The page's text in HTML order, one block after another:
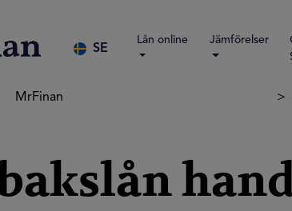
SE
Lån online Jämförelser
MrFinan